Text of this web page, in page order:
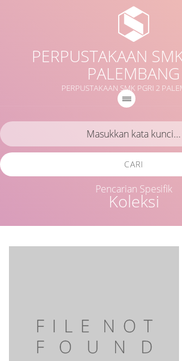
PERPUSTAKAAN
PALEMBANG
PERPUSTAKAAN SMK PGRI 2
Koleksi
CARI
Pencarian Spesifik